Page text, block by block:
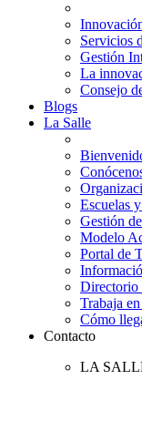
Servicios
Gestión
La
Consejo
Blogs
La Salle
Escuelas
Gestión
Modelo
Portal de
Directorio
Trabaja
Cómo
Contacto
LA